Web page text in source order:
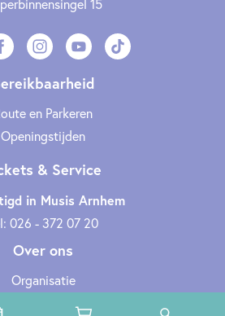
15
en Parkeren
Openingstijden
& Service
in Musis Arnhem
026 - 372 07 20
Over ons
Organisatie